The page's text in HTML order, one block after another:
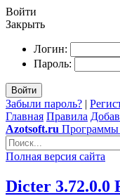
Войти
Закрыть
Логин:
Пароль:
Войти
Забыли пароль? |
Главная Правила
Azotsoft.ru Программы
Полная версия сайта
Dicter 3.72.0.0